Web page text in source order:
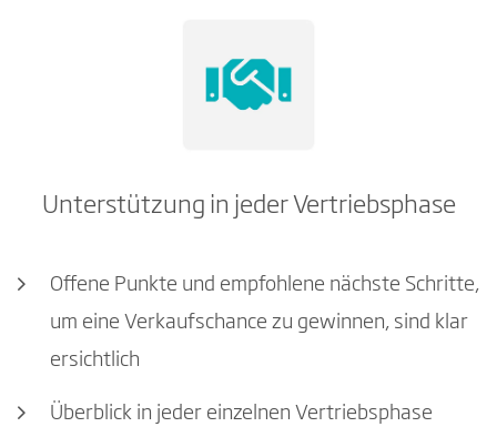
Unterstützung in jeder Vertriebsphase
Offene Punkte und empfohlene nächste Schritte,
um eine Verkaufschance zu gewinnen, sind klar
ersichtlich
Überblick in jeder einzelnen Vertriebsphase